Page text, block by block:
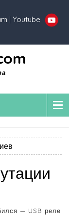
| Youtube
— USB реле